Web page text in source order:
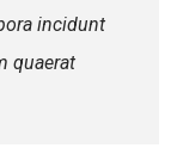
incidunt
quaerat